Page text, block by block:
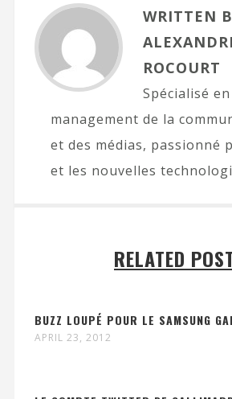
WRITTEN
ROCOURT
Spécialisé en
management de la
et des médias, passionné
et les nouvelles
RELATED
BUZZ LOUPÉ POUR LE SAMSUNG
APRIL 23, 2012